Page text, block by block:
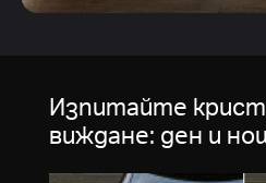
Изпитайте
виждане: ден и